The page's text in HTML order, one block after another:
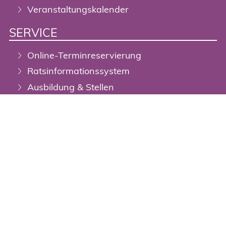
Veranstaltungskalender
SERVICE
Online-Terminreservierung
Ratsinformationssystem
Ausbildung & Stellen